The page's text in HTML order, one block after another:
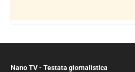
Nano TV - Testata giornalistica